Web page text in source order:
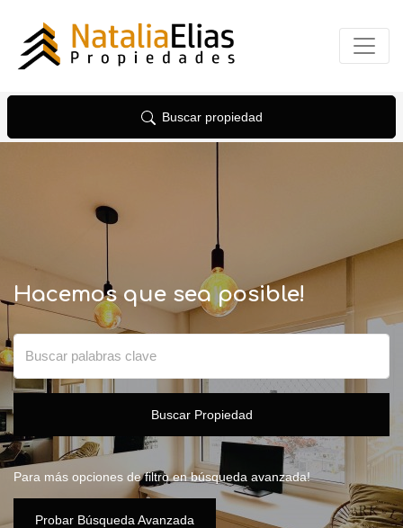
Buscar propiedad
Hacemos que sea posible!
Buscar Propiedad
Para más opciones de filtro en búsqueda avanzada!
Probar Búsqueda Avanzada